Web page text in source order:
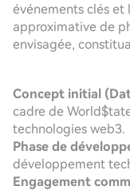
événements clés et
approximative de
envisagée,
Concept initial
cadre de
technologies web3.
Phase de
développement
Engagement